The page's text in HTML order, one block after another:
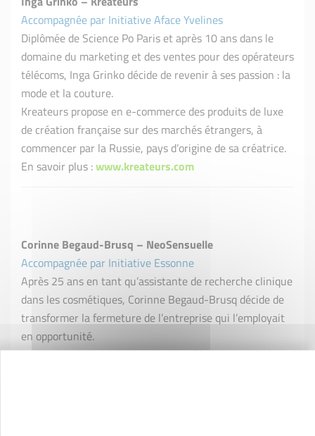
Accompagnée par Initiative Aface Yvelines
Diplômée de Science Po Paris et après 10 ans dans le
domaine du marketing et des ventes pour des opérateurs
télécoms, Inga Grinko décide de revenir à ses passion : la
mode et la couture.
Kreateurs propose en e-commerce des produits de luxe
de création française sur des marchés étrangers, à
commencer par la Russie, pays d’origine de sa créatrice.
En savoir plus :www.kreateurs.com
Corinne Begaud-Brusq – NeoSensuelle
Accompagnée par Initiative Essonne
Après 25 ans en tant qu’assistante de recherche clinique
dans les cosmétiques, Corinne Begaud-Brusq décide de
transformer la fermeture de l’entreprise qui l’employait
en opportunité.
NeoSensuelle propose de la lingerie féminine adaptée